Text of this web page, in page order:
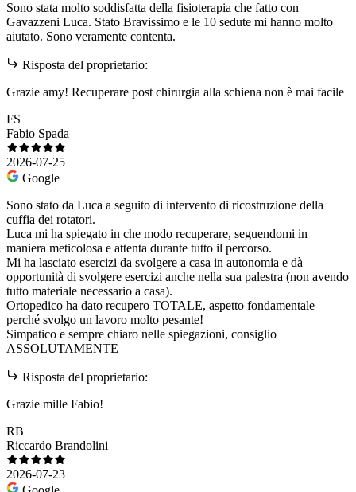
Sono stata molto soddisfatta della fisioterapia che fatto con
Gavazzeni Luca. Stato Bravissimo e le 10 sedute mi hanno molto
aiutato. Sono veramente contenta.
Risposta del proprietario:
Grazie amy! Recuperare post chirurgia alla schiena non è mai facile
FS
Fabio Spada
2026-07-25
Google
Sono stato da Luca a seguito di intervento di ricostruzione della
cuffia dei rotatori.
Luca mi ha spiegato in che modo recuperare, seguendomi in
maniera meticolosa e attenta durante tutto il percorso.
Mi ha lasciato esercizi da svolgere a casa in autonomia e dà
opportunità di svolgere esercizi anche nella sua palestra (non avendo
tutto materiale necessario a casa).
Ortopedico ha dato recupero TOTALE, aspetto fondamentale
perché svolgo un lavoro molto pesante!
Simpatico e sempre chiaro nelle spiegazioni, consiglio
ASSOLUTAMENTE
Risposta del proprietario:
Grazie mille Fabio!
RB
Riccardo Brandolini
2026-07-23